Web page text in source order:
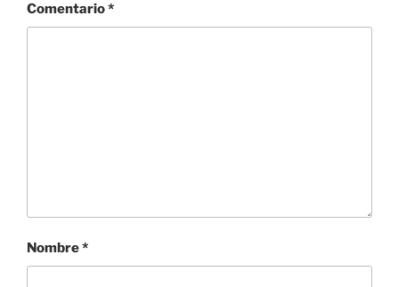
Comentario*
Nombre*